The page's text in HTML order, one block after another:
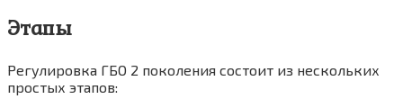
Этапы
Регулировка ГБО 2 поколения состоит из нескольких
простых этапов: